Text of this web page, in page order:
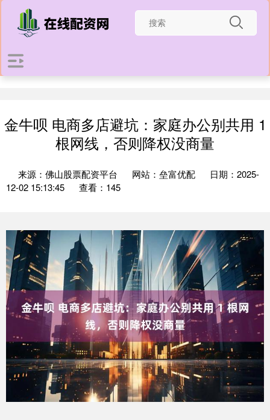
金牛呗 电商多店避坑：家庭办公别共用 1
根网线，否则降权没商量
来源：佛山股票配资平台 网站：垒富优配
日期：2025-
12-02 15:13:45
查看：145